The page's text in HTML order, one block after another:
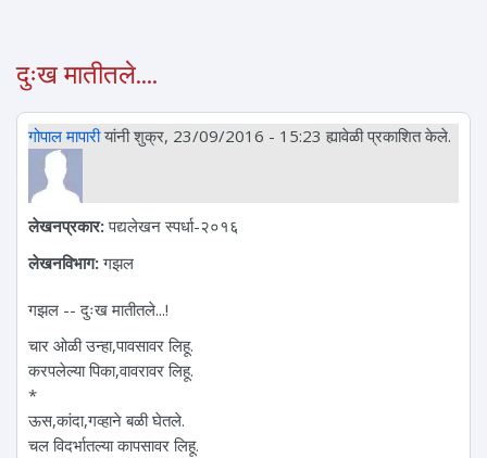
दुःख मातीतले....
गोपाल मापारीयांनी शुक्र, 23/09/2016 - 15:23 ह्यावेळी प्रकाशित केले.
लेखनप्रकार:पद्यलेखन स्पर्धा-२०१६
लेखनविभाग:गझल
गझल -- दुःख मातीतले...!
चार ओळी उन्हा,पावसावर लिहू.
करपलेल्या पिका,वावरावर लिहू.
*
ऊस,कांदा,गव्हाने बळी घेतले.
चल विदर्भातल्या कापसावर लिहू.